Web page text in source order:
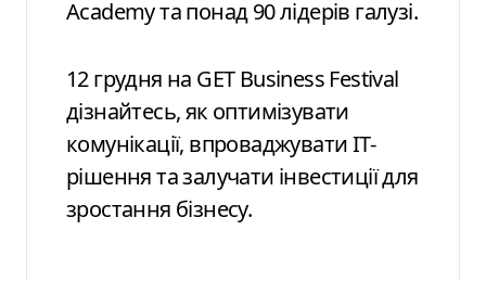
Academy та понад 90 лідерів галузі.
12 грудня на GET Business Festival
дізнайтесь, як оптимізувати
комунікації, впроваджувати ІТ-
рішення та залучати інвестиції для
зростання бізнесу.